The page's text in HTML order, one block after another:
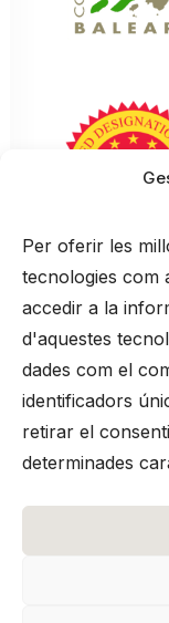
Per oferir les
tecnologies com
accedir a la
d'aquestes
dades com el
identificadors
retirar el
determinades